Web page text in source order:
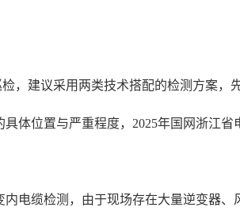
，建议采用两类技术搭配的检测方案
体位置与严重程度，2025年国网浙江
电缆检测，由于现场存在大量逆变器